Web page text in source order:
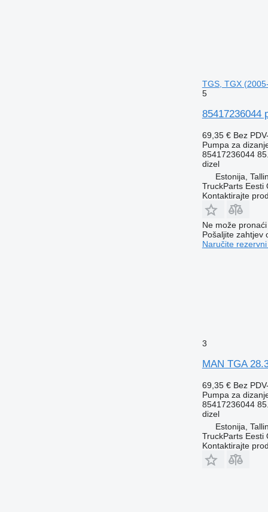
TGS, TGX
5
85417236044
69,35 € Bez
Pumpa za
85417236044
dizel
Estonija,
TruckParts Eesti
Kontaktirajte
Ne može
Pošaljite zahtjev
Naručite
3
MAN TGA
69,35 € Bez
Pumpa za
85417236044
dizel
Estonija,
TruckParts Eesti
Kontaktirajte